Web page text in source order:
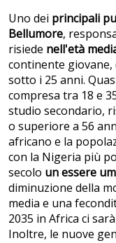
Uno dei principali
Bellumore,
risiede nell'età
continente giovane,
sotto i 25 anni.
compresa tra 18 e
studio secondario,
o superiore a 56
africano e la
con la Nigeria più
secolo un essere
diminuzione della
media e una
2035 in Africa ci
Inoltre, le nuove